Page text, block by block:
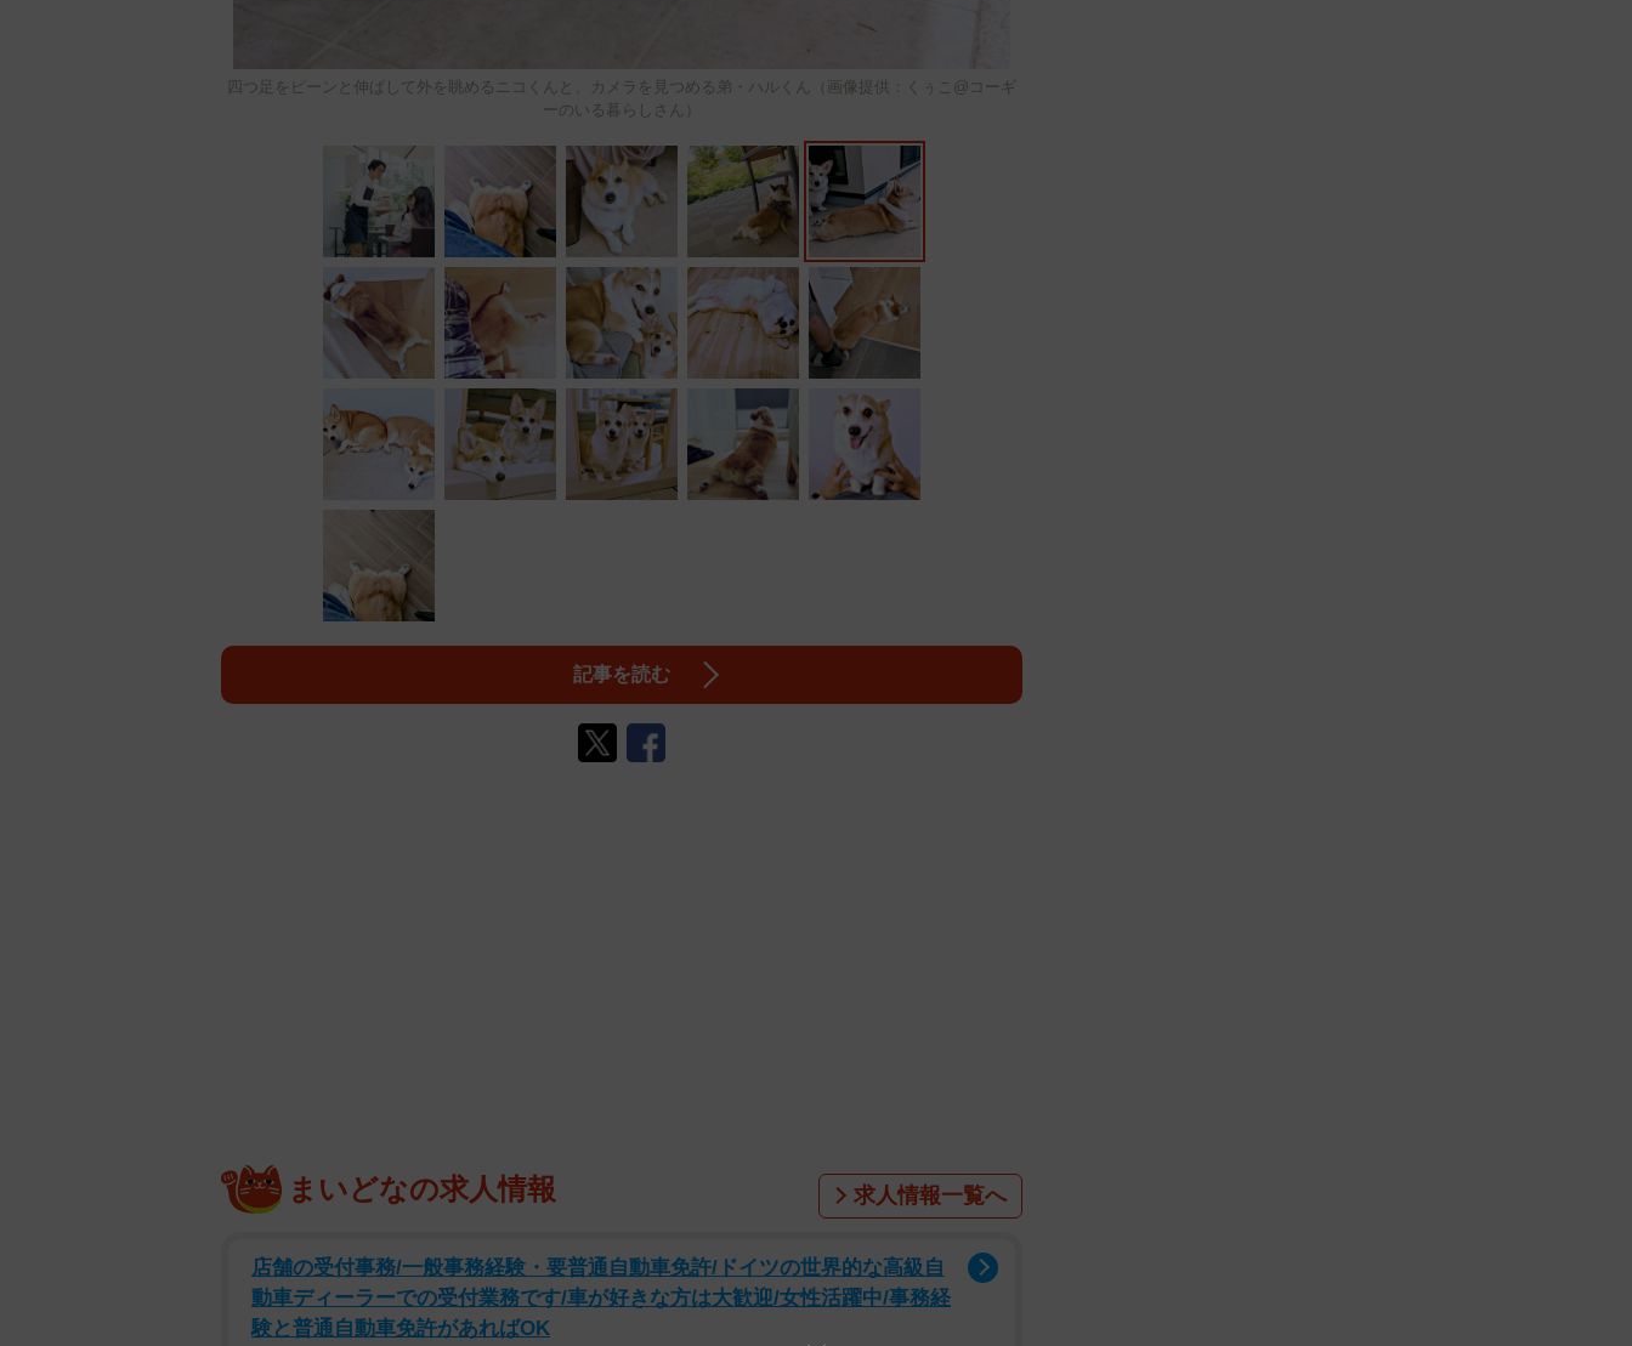
四つ足をピーンと伸ばして外を眺めるニコくんと、カメラを見つめる弟・ハルくん（画像提供：くぅこ@コーギ
ーのいる暮らしさん）
記事を読む
まいどなの求人情報 求人情報一覧へ
店舗の受付事務/一般事務経験・要普通自動車免許/ドイツの世界的な高級自
動車ディーラーでの受付業務です/車が好きな方は大歓迎/女性活躍中/事務経
験と普通自動車免許があればOK